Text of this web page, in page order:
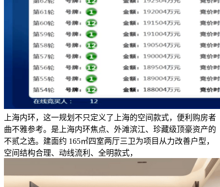
上海内环，这一规划不只定义了上海的空间款式，便利购房者
曲不雅参考。是上海内环焦点、外滩滨江、珍藏级顶豪资产的
不贰之选。建面约 165㎡四室两厅三卫为项目从力改善户型，
空间结构合理、动线流利、全明款式，